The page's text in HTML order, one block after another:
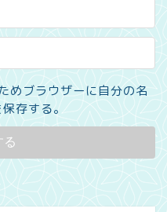
めブラウザーに自分の名
存する。